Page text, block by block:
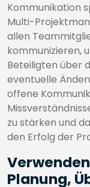
Kommunikation
Multi-
allen
kommunizieren,
Beteiligten über
eventuelle
offene
zu stärken und
den Erfolg der
Planung,